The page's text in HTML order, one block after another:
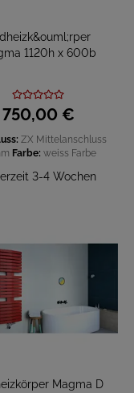
1120h x 600b
750,00 €
ZX Mittelanschluss
Farbe: weiss Farbe
3-4 Wochen
Magma D